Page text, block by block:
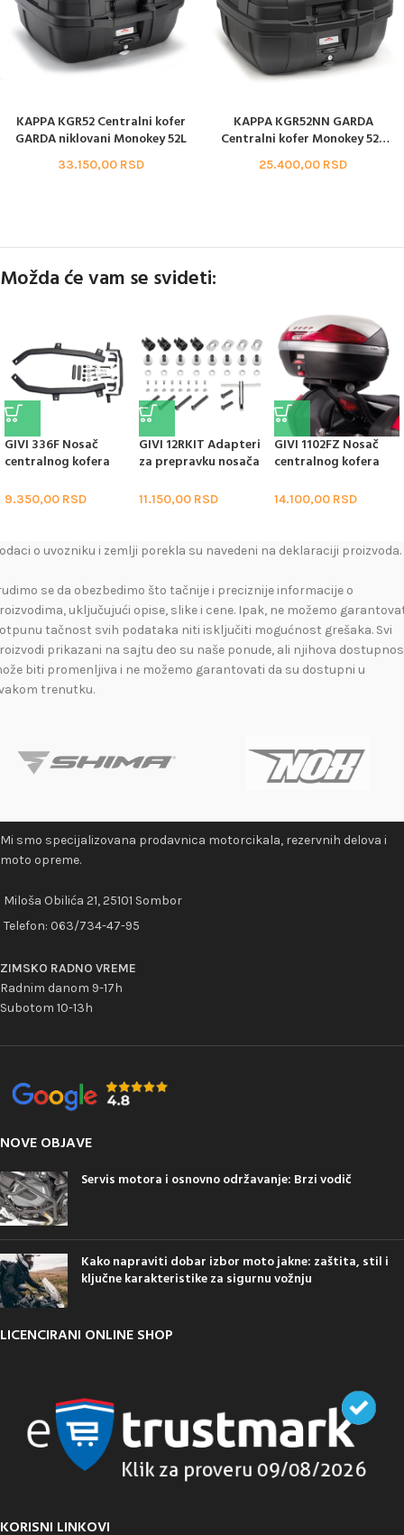
KAPPA KGR52 Centralni kofer
GARDA niklovani Monokey 52L
33.150,00 RSD
KAPPA KGR52NN GARDA
Centralni kofer Monokey 52L
(crni)
25.400,00 RSD
Možda će vam se svideti:
GIVI 336F Nosač
centralnog kofera
(96-01)
9.350,00 RSD
GIVI 12RKIT Adapteri
za prepravku nosača
11.150,00 RSD
GIVI 1102FZ Nosač
centralnog kofera
HORNET 600 (11-13)
14.100,00 RSD
o uvozniku i zemlji porekla su navedeni na deklaraciji proizvoda.
se da obezbedimo što tačnije i preciznije informacije o
uključujući opise, slike i cene. Ipak, ne možemo
tačnost svih podataka niti isključiti mogućnost grešaka. Svi
prikazani na sajtu deo su naše ponude, ali njihova
biti promenljiva i ne možemo garantovati da su dostupni u
trenutku.
Mi smo specijalizovana prodavnica motorcikala, rezervnih delova i
moto opreme.
Miloša Obilića 21, 25101 Sombor
Telefon: 063/734-47-95
ZIMSKO RADNO VREME
Radnim danom 9-17h
Subotom 10-13h
NOVE OBJAVE
Servis motora i osnovno održavanje: Brzi vodič
Kako napraviti dobar izbor moto jakne: zaštita, stil i
ključne karakteristike za sigurnu vožnju
LICENCIRANI ONLINE SHOP
KORISNI LINKOVI